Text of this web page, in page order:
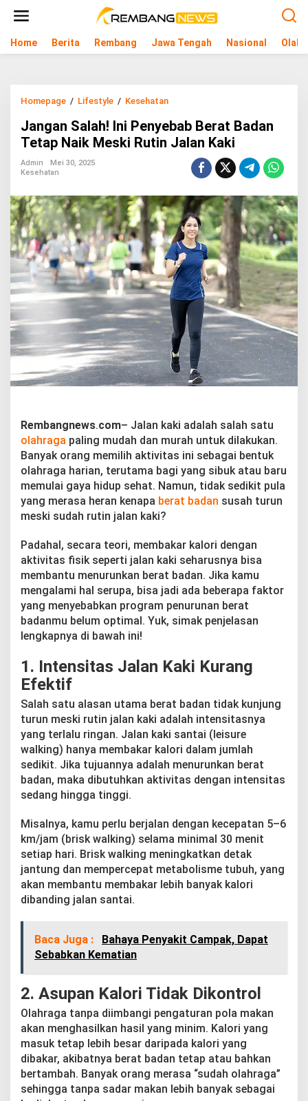
t
Home Berita Rembang Jawa Tengah Nasional
Homepage / Lifestyle / Kesehatan
n
a
l
a
h
!
I
n
i
P
e
n
y
e
b
a
b
B
a
t
a
d
a
n
a
p
N
i
k
M
k
i
t
i
n
J
l
a
a
i
Jangan Salah! Ini Penyebab Berat Badan
Tetap Naik Meski Rutin Jalan Kaki
Admin
Mei 30, 2025
Kesehatan
Rembangnews.com– Jalan kaki adalah salah satu
olahraga paling mudah dan murah untuk dilakukan.
Banyak orang memilih aktivitas ini sebagai bentuk
olahraga harian, terutama bagi yang sibuk atau baru
memulai gaya hidup sehat. Namun, tidak sedikit pula
yang merasa heran kenapa berat badan susah turun
meski sudah rutin jalan kaki?
Padahal, secara teori, membakar kalori dengan
aktivitas fisik seperti jalan kaki seharusnya bisa
membantu menurunkan berat badan. Jika kamu
mengalami hal serupa, bisa jadi ada beberapa faktor
yang menyebabkan program penurunan berat
badanmu belum optimal. Yuk, simak penjelasan
lengkapnya di bawah ini!
1. Intensitas Jalan Kaki Kurang
Efektif
Salah satu alasan utama berat badan tidak kunjung
turun meski rutin jalan kaki adalah intensitasnya
yang terlalu ringan. Jalan kaki santai (leisure
walking) hanya membakar kalori dalam jumlah
sedikit. Jika tujuannya adalah menurunkan berat
badan, maka dibutuhkan aktivitas dengan intensitas
sedang hingga tinggi.
Misalnya, kamu perlu berjalan dengan kecepatan 5–6
km/jam (brisk walking) selama minimal 30 menit
setiap hari. Brisk walking meningkatkan detak
jantung dan mempercepat metabolisme tubuh, yang
akan membantu membakar lebih banyak kalori
dibanding jalan santai.
Baca Juga :
Bahaya Penyakit Campak, Dapat
Sebabkan Kematian
2. Asupan Kalori Tidak Dikontrol
Olahraga tanpa diimbangi pengaturan pola makan
akan menghasilkan hasil yang minim. Kalori yang
masuk tetap lebih besar daripada kalori yang
dibakar, akibatnya berat badan tetap atau bahkan
bertambah. Banyak orang merasa “sudah olahraga”
sehingga tanpa sadar makan lebih banyak sebagai